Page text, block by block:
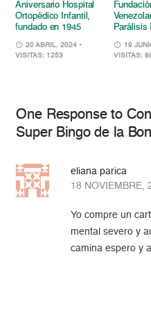
Aniversario Hospital
Ortopédico Infantil,
fundado en 1945
20 ABRIL, 2024 •
VISITAS: 1253
Parálisis
19
VISITAS:
One Response to
Super Bingo de la
eliana parica
18 NOVIEMBRE,
Yo compre un
mental severo y
camina espero y